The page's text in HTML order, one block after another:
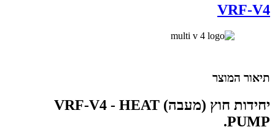
VRF-V4
תיאור המוצר
יחידות חוץ (מעבה) VRF-V4 - HEAT
PUMP.